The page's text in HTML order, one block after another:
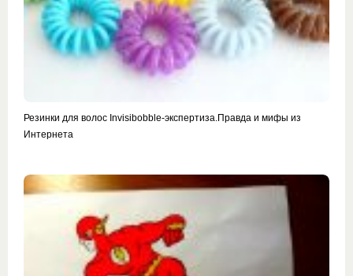
Резинки для волос Invisibobble-экспертиза.Правда и мифы из
Интернета